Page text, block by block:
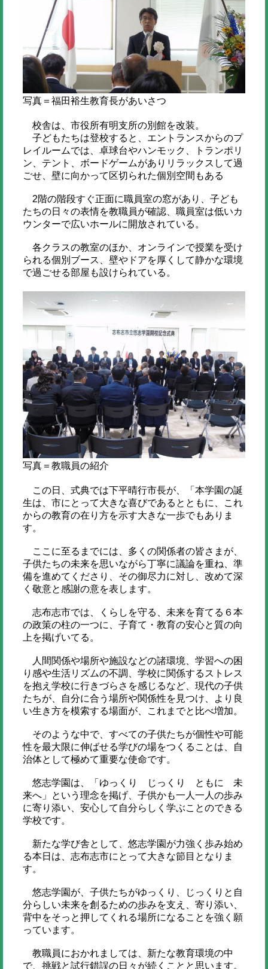
写真＝福田裕生教育長があいさつ
校舎は、市役所有明支所の別館を改装。
子どもたちは登校すると、エントランスからのプ
レイルームでは、卓球台やハンモック、トランポリ
ン、テント、ボードゲームがありリラックスして過
ごせ、壁に向かって区切られた個別空間もある
2階の階段すぐ正面に職員室の窓があり、子ども
たちの日々の表情を教職員が確認、職員室は低いカ
ウンターで広いホールに開放されている。
各クラスの教室のほか、オンラインで授業を受け
られる個別ブース、壁やドアを厚くして静かな環境
で過ごせる部屋も設けられている。
写真＝教職員の紹介
この日、式典では下平晴行市長が、「本学園の誕
生は、市にとって大きな喜びであるとともに、これ
からの教育の在り方を示す大きな一歩でもありま
す。
ここに至るまでには、多くの関係者の皆さまが、
子供たちの未来を思いながら丁寧に議論を重ね、準
備を進めてくださり、その御尽力に対し、改めて深
く敬意と感謝の意を表します。
志布志市では、くらしを守る、未来を育てる６本
の政策の柱の一つに、子育て・教育の安心と質の向
上を掲げいてる。
人間関係や場所や施設などの諸環境、学習への困
り感や生活リズムの不調、学校に関係するストレス
を抱え学校に行きづらさを感じるなど、現代の子供
たちが、自分に合う場所や関係性を見つけ、より良
い生き方を模索する場面が、これまでと比べ増加。
そのような中で、すべての子供たちが個性や可能
性を最大限に伸ばせる学びの場をつくることは、自
治体として極めて重要な使命です。
悠志学園は、「ゆっくり じっくり ともに 未
来へ」という理念を掲げ、子供かも一人一人の歩み
に寄り添い、安心して自分らしく学ぶことのできる
学校です。
新たな学び舎として、悠志学園が力強く歩み始め
る本日は、志布志市にとって大きな節目となりま
す。
悠志学園が、子供たちがゆっくり、じっくりと自
分らしい未来を創るための歩みを支え、寄り添い、
背中をそっと押してくれる場所になることを強く願
っています。
教職員におかれましては、新たな教育環境の中
で、挑戦と試行錯誤の日々が続くことと思います。